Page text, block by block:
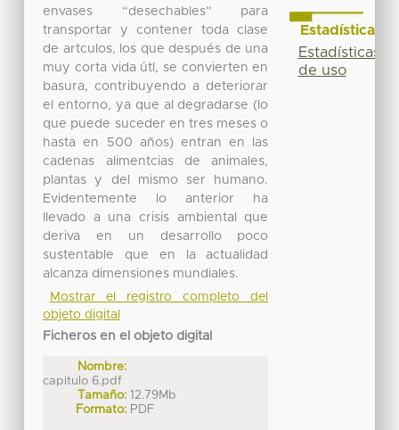
envases “desechables” para
transportar y contener toda clase
de artculos, los que después de una
muy corta vida útl, se convierten en
basura, contribuyendo a deteriorar
el entorno, ya que al degradarse (lo
que puede suceder en tres meses o
hasta en 500 años) entran en las
cadenas alimentcias de animales,
plantas y del mismo ser humano.
Evidentemente lo anterior ha
llevado a una crisis ambiental que
deriva en un desarrollo poco
sustentable que en la actualidad
alcanza dimensiones mundiales.
Mostrar el registro completo del
objeto digital
Ficheros en el objeto digital
Nombre:
capitulo 6.pdf
Tamaño: 12.79Mb
Formato: PDF
Estadísticas
Estadísticas
de uso